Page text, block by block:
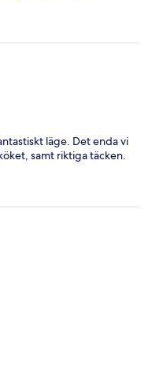
läge. Det enda vi
samt riktiga täcken.